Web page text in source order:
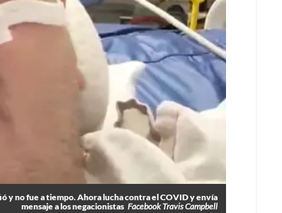
y no fue a tiempo. Ahora lucha contra el COVID y envía
mensaje a los negacionistas Facebook Travis Campbell